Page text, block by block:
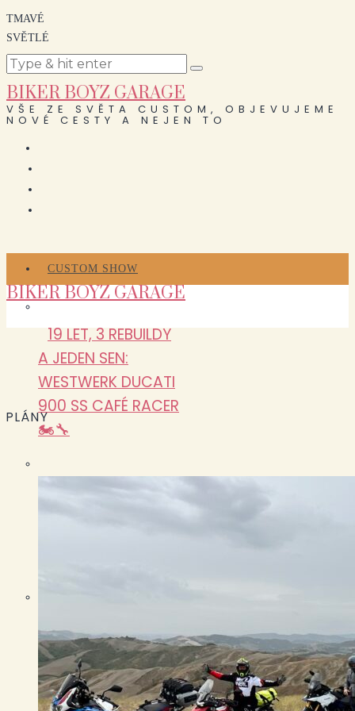
TMAVÉ
SVĚTLÉ
BIKER BOYZ GARAGE
VŠE ZE SVĚTA CUSTOM, OBJEVUJEME
NOVÉ CESTY A NEJEN TO
CUSTOM SHOW
19 LET, 3 REBUILDY
A JEDEN SEN:
WESTWERK DUCATI
900 SS CAFÉ RACER
🏍️🔧
Pasohlávky 2026:
největší sraz roku
ONDRA VLK A KTM
500 EXC: KDY 450
TISÍC DÁVÁ SMYSL
🏍️🔧
BIKER BOYZ GARAGE
PLÁNY